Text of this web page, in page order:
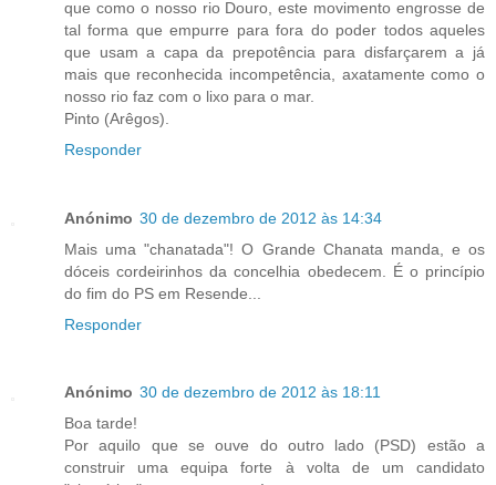
que como o nosso rio Douro, este movimento engrosse de
tal forma que empurre para fora do poder todos aqueles
que usam a capa da prepotência para disfarçarem a já
mais que reconhecida incompetência, axatamente como o
nosso rio faz com o lixo para o mar.
Pinto (Arêgos).
Responder
Anónimo 30 de dezembro de 2012 às 14:34
Mais uma "chanatada"! O Grande Chanata manda, e os
dóceis cordeirinhos da concelhia obedecem. É o princípio
do fim do PS em Resende...
Responder
Anónimo 30 de dezembro de 2012 às 18:11
Boa tarde!
Por aquilo que se ouve do outro lado (PSD) estão a
construir uma equipa forte à volta de um candidato